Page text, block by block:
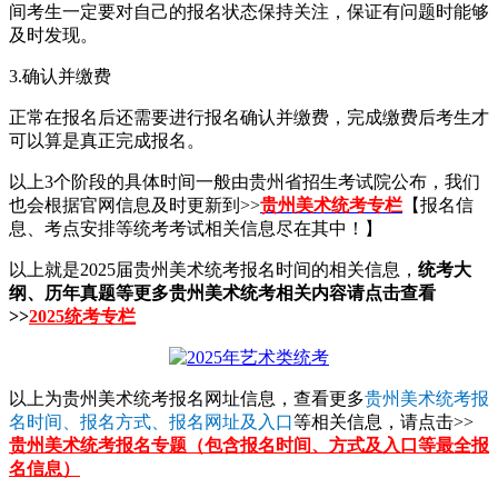
间考生一定要对自己的报名状态保持关注，保证有问题时能够
及时发现。
3.确认并缴费
正常在报名后还需要进行报名确认并缴费，完成缴费后考生才
可以算是真正完成报名。
以上3个阶段的具体时间一般由贵州省招生考试院公布，我们
也会根据官网信息及时更新到>>贵州美术统考专栏 【报名信
息、考点安排等统考考试相关信息尽在其中！】
以上就是2025届贵州美术统考报名时间的相关信息， 统考大
纲、历年真题等更多贵州美术统考相关内容请点击查看
>>2025统考专栏
以上为贵州美术统考报名网址信息，查看更多贵州美术统考报
名时间、报名方式、报名网址及入口等相关信息，请点击>>
贵州美术统考报名专题（包含报名时间、方式及入口等最全报
名信息）